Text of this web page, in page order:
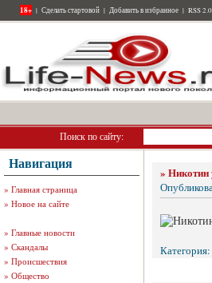
18+ | Сделать стартовой | Добавить в избранное | RSS 2.0
Поиск по сайту:
Навигация
» Главная страница
» Новое на сайте
» Главные новости
» Скандалы
» Происшествия
» Общество
» Никотин
Категория: